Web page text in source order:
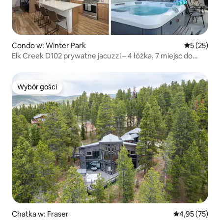
Condo w: Winter Park Średnia
5 (25)
Elk Creek D102 prywatne jacuzzi – 4 łóżka, 7 miejsc do
Wybór gości
Wybór gości
Chatka w: Fraser Średnia
4,95 (75)